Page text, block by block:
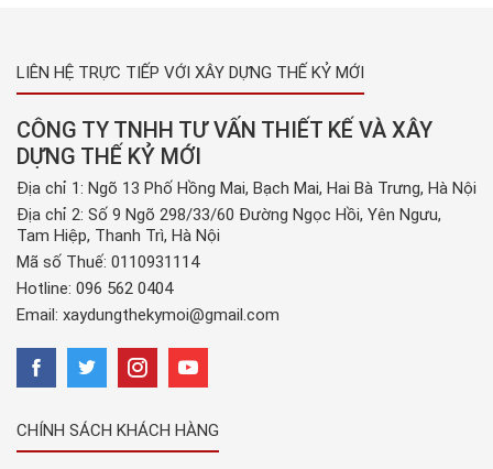
LIÊN HỆ TRỰC TIẾP VỚI XÂY DỰNG THẾ KỶ MỚI
CÔNG TY TNHH TƯ VẤN THIẾT KẾ VÀ XÂY
DỰNG THẾ KỶ MỚI
Địa chỉ 1: Ngõ 13 Phố Hồng Mai, Bạch Mai, Hai Bà Trưng, Hà Nội
Địa chỉ 2: Số 9 Ngõ 298/33/60 Đường Ngọc Hồi, Yên Ngưu,
Tam Hiệp, Thanh Trì, Hà Nội
Mã số Thuế: 0110931114
Hotline: 096 562 0404
Email: xaydungthekymoi@gmail.com
CHÍNH SÁCH KHÁCH HÀNG